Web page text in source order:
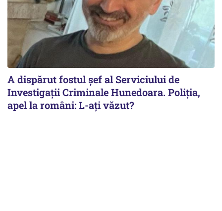
A dispărut fostul șef al Serviciului de
Investigații Criminale Hunedoara. Poliția,
apel la români: L-ați văzut?